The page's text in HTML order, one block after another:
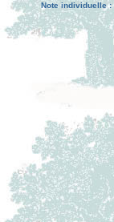
Note individuelle :